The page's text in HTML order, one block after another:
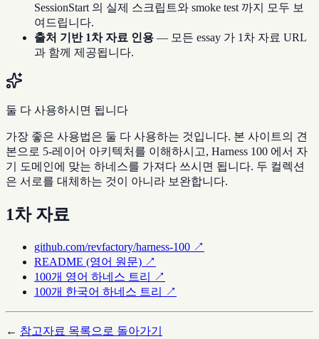
SessionStart 의 실제 스크립트와 smoke test 까지 모두 보
여드립니다.
출처 기반 1차 자료 인용 — 모든 essay 가 1차 자료 URL
과 함께 제공됩니다.
둘 다 사용하시면 됩니다
가장 좋은 사용법은 둘 다 사용하는 것입니다. 본 사이트의 견
본으로 5-레이어 아키텍처를 이해하시고, Harness 100 에서 자
기 도메인에 맞는 하네스를 가져다 쓰시면 됩니다. 두 컬렉션
은 서로를 대체하는 것이 아니라 보완합니다.
1차 자료
github.com/revfactory/harness-100 ↗
README (영어 원문) ↗
100개 영어 하네스 트리 ↗
100개 한국어 하네스 트리 ↗
← 참고자료 목록으로 돌아가기